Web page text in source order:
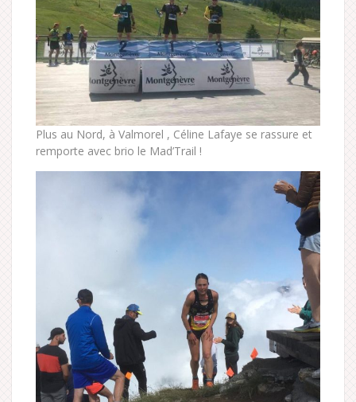
Plus au Nord, à Valmorel , Céline Lafaye se rassure et
remporte avec brio le Mad’Trail !